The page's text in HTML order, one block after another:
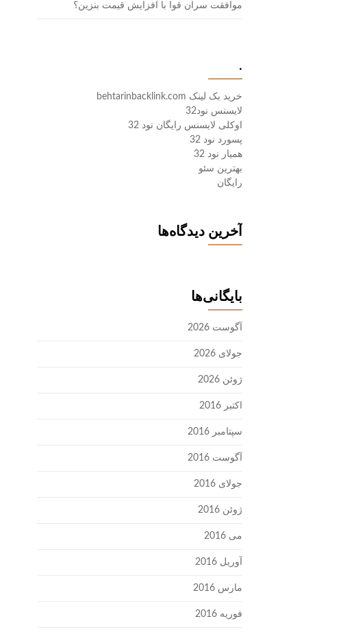
موافقت سران قوا با افزایش قیمت بنزین؟
.
خرید بک لینک behtarinbacklink.com
لایسنس نود32
اوکلی لایسنس رایگان نود 32
پسورد نود 32
همیار نود 32
بهترین سئو
رایگان
آخرین دیدگاه‌ها
بایگانی‌ها
آگوست 2026
جولای 2026
ژوئن 2026
اکتبر 2016
سپتامبر 2016
آگوست 2016
جولای 2016
ژوئن 2016
می 2016
آوریل 2016
مارس 2016
فوریه 2016